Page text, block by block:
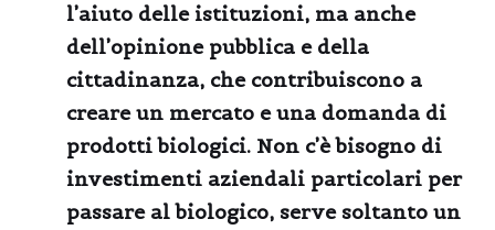
l’aiuto delle istituzioni, ma anche
dell’opinione pubblica e della
cittadinanza, che contribuiscono a
creare un mercato e una domanda di
prodotti biologici. Non c’è bisogno di
investimenti aziendali particolari per
passare al biologico, serve soltanto un